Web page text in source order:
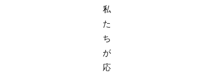
私
た
ち
が
応